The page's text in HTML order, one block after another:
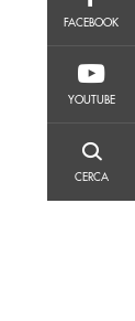
FACEBOOK
YOUTUBE
CERCA